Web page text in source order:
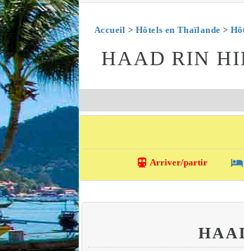
Accueil > Hôtels en Thaïlande >
HAAD RIN
directions_transit Arriver/partir local_hotel